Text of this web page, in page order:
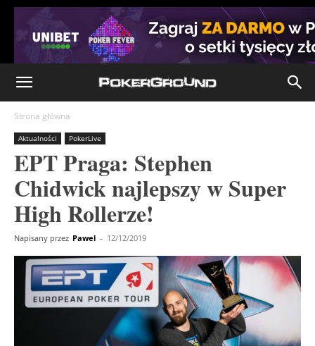
Strona główna
Aktualności PokerLive
EPT Praga: Stephen
Chidwick najlepszy w Super
High Rollerze!
Napisany przez Pawel - 12/12/2019